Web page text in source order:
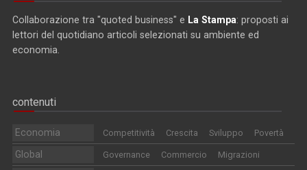
Collaborazione tra "quoted business" e La Stampa: proposti ai
lettori del quotidiano articoli selezionati su ambiente ed
economia.
contenuti
Economia Competitività Crescita Sviluppo Povertà
Global Governance Commercio Migrazioni